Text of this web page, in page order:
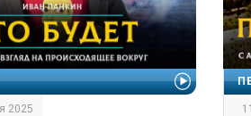
2025